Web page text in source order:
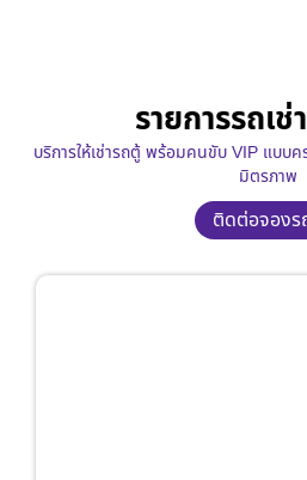
รายการรถเช่
บริการให้เช่ารถตู้ พร้อมคนขับ VIP แบบ
มิตรภาพ
ติดต่อจองร